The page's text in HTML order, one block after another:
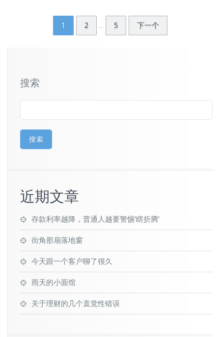
1 2 5 下一个
搜索
搜索
近期文章
存款利率越降，普通人越要警惕’瞎折腾’
街角那扇落地窗
今天跟一个客户聊了很久
雨天的小面馆
关于理财的几个直觉性错误